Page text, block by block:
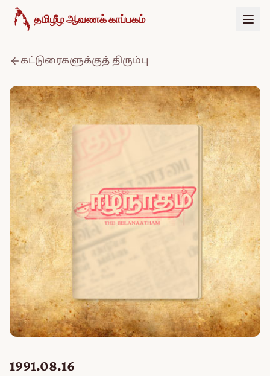
உள்ளடக்கத்திற்குச் செல்க
தமிழீழ ஆவணக் காப்பகம்
கட்டுரைகளுக்குத் திரும்பு
1991.08.16